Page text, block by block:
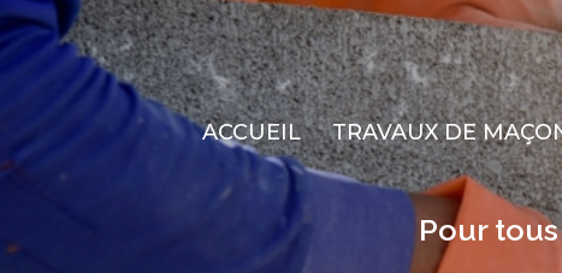
ACCUEIL TRAVAUX DE
Pour